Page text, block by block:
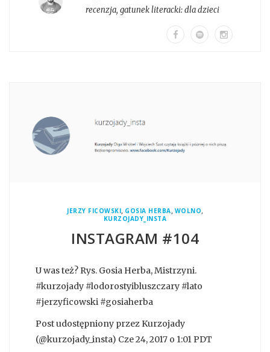
recenzja, gatunek literacki:dla dzieci
JERZY FICOWSKI, GOSIA HERBA, WOLNO,
KURZOJADY_INSTA
INSTAGRAM #104
U was też? Rys. Gosia Herba, Mistrzyni.
#kurzojady #lodorostyibluszczary #lato
#jerzyficowski #gosiaherba
Post udostępniony przez Kurzojady
(@kurzojady_insta) Cze 24, 2017 o 1:01 PDT